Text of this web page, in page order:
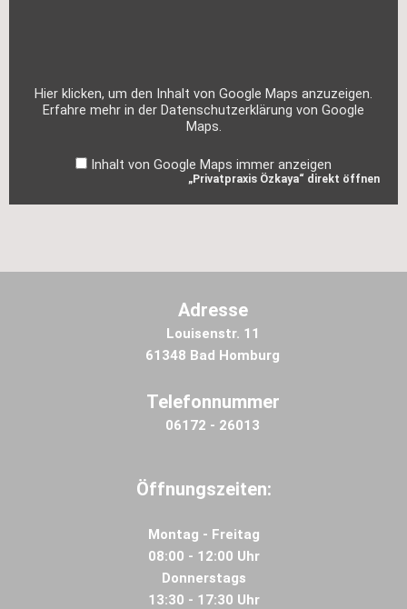
Hier klicken, um den Inhalt von Google Maps anzuzeigen.
Erfahre mehr in der Datenschutzerklärung von Google
Maps.
Inhalt von Google Maps immer anzeigen
„Privatpraxis Özkaya“ direkt öffnen
Adresse
Louisenstr. 11
61348 Bad Homburg
Telefonnummer
06172 - 26013
Öffnungszeiten:
Montag - Freitag
08:00 - 12:00 Uhr
Donnerstags
13:30 - 17:30 Uhr